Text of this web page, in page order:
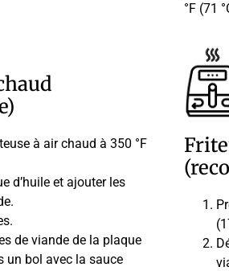
à air chaud à 350 °F
d’huile et ajouter les
de viande de la plaque
un bol avec la sauce
°F (71